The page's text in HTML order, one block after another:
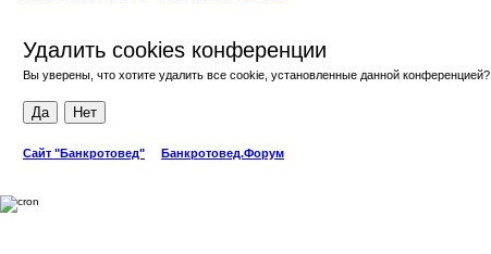
Удалить cookies конференции
Вы уверены, что хотите удалить все cookie, установленные данной конференцией?
Сайт "Банкротовед" Банкротовед.Форум